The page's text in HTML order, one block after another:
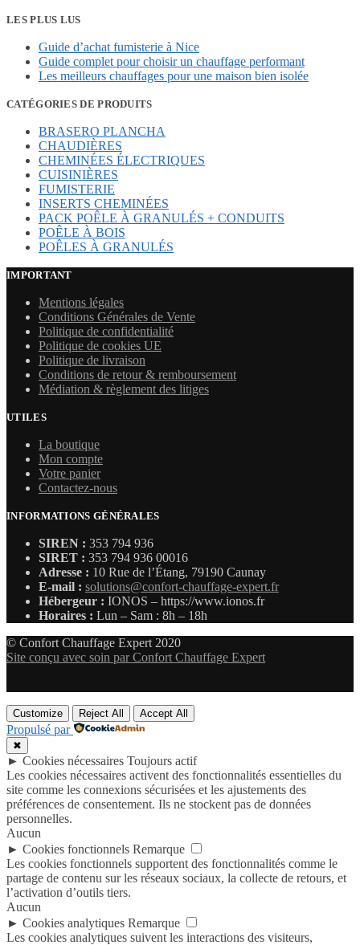
LES PLUS LUS
Guide d’achat fumisterie à Nice
Guide complet pour choisir un chauffage performant
Les meilleurs chauffages pour une maison bien isolée
CATÉGORIES DE PRODUITS
BRASERO PLANCHA
CHAUDIÈRES
CHEMINÉES ÉLECTRIQUES
CUISINIÈRES
FUMISTERIE
INSERTS CHEMINÉES
PACK POÊLE À GRANULÉS + CONDUITS
POÊLE À BOIS
POÊLES À GRANULÉS
IMPORTANT
Mentions légales
Conditions Générales de Vente
Politique de confidentialité
Politique de cookies UE
Politique de livraison
Conditions de retour & remboursement
Médiation & règlement des litiges
UTILES
La boutique
Mon compte
Votre panier
Contactez-nous
INFORMATIONS GÉNÉRALES
SIREN : 353 794 936
SIRET : 353 794 936 00016
Adresse : 10 Rue de l’Étang, 79190 Caunay
E-mail : solutions@confort-chauffage-expert.fr
Hébergeur : IONOS – https://www.ionos.fr
Horaires : Lun – Sam : 8h – 18h
© Confort Chauffage Expert 2020
Site conçu avec soin par Confort Chauffage Expert
Customize Reject All Accept All
Propulsé par
✖
► Cookies nécessaires Toujours actif
Les cookies nécessaires activent des fonctionnalités essentielles du
site comme les connexions sécurisées et les ajustements des
préférences de consentement. Ils ne stockent pas de données
personnelles.
Aucun
► Cookies fonctionnels Remarque
Les cookies fonctionnels supportent des fonctionnalités comme le
partage de contenu sur les réseaux sociaux, la collecte de retours, et
l’activation d’outils tiers.
Aucun
► Cookies analytiques Remarque
Les cookies analytiques suivent les interactions des visiteurs,